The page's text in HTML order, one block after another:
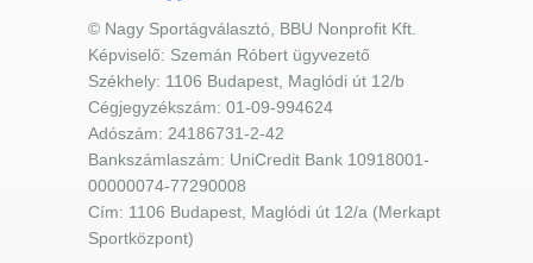
© Nagy Sportágválasztó, BBU Nonprofit Kft.
Képviselő: Szemán Róbert ügyvezető
Székhely: 1106 Budapest, Maglódi út 12/b
Cégjegyzékszám: 01-09-994624
Adószám: 24186731-2-42
Bankszámlaszám: UniCredit Bank 10918001-
00000074-77290008
Cím: 1106 Budapest, Maglódi út 12/a (Merkapt
Sportközpont)